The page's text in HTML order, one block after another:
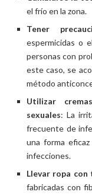
el frío en la zona.
Tener
espermicidas o
personas con
este caso, se
método
Utilizar
sexuales: La
frecuente de
una forma
infecciones.
Llevar ropa
fabricadas con